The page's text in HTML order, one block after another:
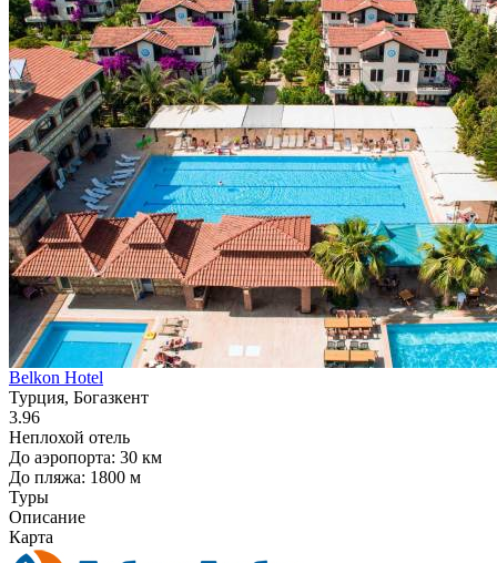
Belkon Hotel
Турция, Богазкент
3.96
Неплохой отель
До аэропорта: 30 км
До пляжа: 1800 м
Туры
Описание
Карта